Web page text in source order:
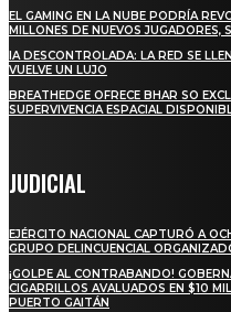
EL GAMING EN LA NUBE PODRÍA
MILLONES DE NUEVOS JUGADORES,
IA DESCONTROLADA: LA RED SE
VUELVE UN LUJO
BREATHEDGE OFRECE BHAR SO
SUPERVIVENCIA ESPACIAL
JUDICIAL
EJÉRCITO NACIONAL CAPTURÓ A
GRUPO DELINCUENCIAL
¡GOLPE AL CONTRABANDO!
CIGARRILLOS AVALUADOS EN $10
PUERTO GAITÁN